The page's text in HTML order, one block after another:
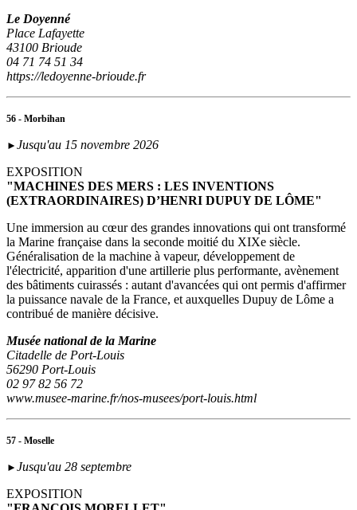
Le Doyenné
Place Lafayette
43100 Brioude
04 71 74 51 34
https://ledoyenne-brioude.fr
56 - Morbihan
► Jusqu'au 15 novembre 2026
EXPOSITION
"MACHINES DES MERS : LES INVENTIONS
(EXTRAORDINAIRES) D’HENRI DUPUY DE LÔME"
Une immersion au cœur des grandes innovations qui ont transformé
la Marine française dans la seconde moitié du XIXe siècle.
Généralisation de la machine à vapeur, développement de
l'électricité, apparition d'une artillerie plus performante, avènement
des bâtiments cuirassés : autant d'avancées qui ont permis d'affirmer
la puissance navale de la France, et auxquelles Dupuy de Lôme a
contribué de manière décisive.
Musée national de la Marine
Citadelle de Port-Louis
56290 Port-Louis
02 97 82 56 72
www.musee-marine.fr/nos-musees/port-louis.html
57 - Moselle
► Jusqu'au 28 septembre
EXPOSITION